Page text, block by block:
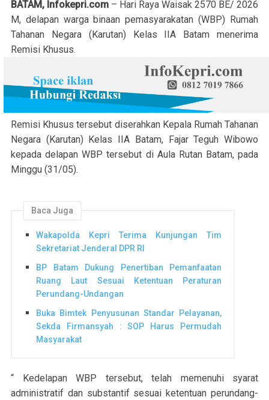
BATAM, Infokepri.com – Hari Raya Waisak 2570 BE/ 2026
M, delapan warga binaan pemasyarakatan (WBP) Rumah
Tahanan Negara (Karutan) Kelas IIA Batam menerima
Remisi Khusus.
Remisi Khusus tersebut diserahkan Kepala Rumah Tahanan
Negara (Karutan) Kelas IIA Batam, Fajar Teguh Wibowo
kepada delapan WBP tersebut di Aula Rutan Batam, pada
Minggu (31/05).
Baca Juga
Wakapolda Kepri Terima Kunjungan Tim
Sekretariat Jenderal DPR RI
BP Batam Dukung Penertiban Pemanfaatan
Ruang Laut Sesuai Ketentuan Peraturan
Perundang-Undangan
Buka Bimtek Penyusunan Standar Pelayanan,
Sekda Firmansyah : SOP Harus Permudah
Masyarakat
“ Kedelapan WBP tersebut, telah memenuhi syarat
administratif dan substantif sesuai ketentuan perundang-